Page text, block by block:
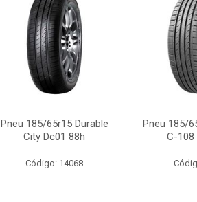
Pneu 185/65r15 Durable
City Dc01 88h
Código: 14068
Pneu 185/
C-108